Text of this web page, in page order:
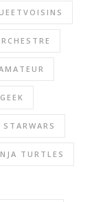
STARWARS
TURTLES